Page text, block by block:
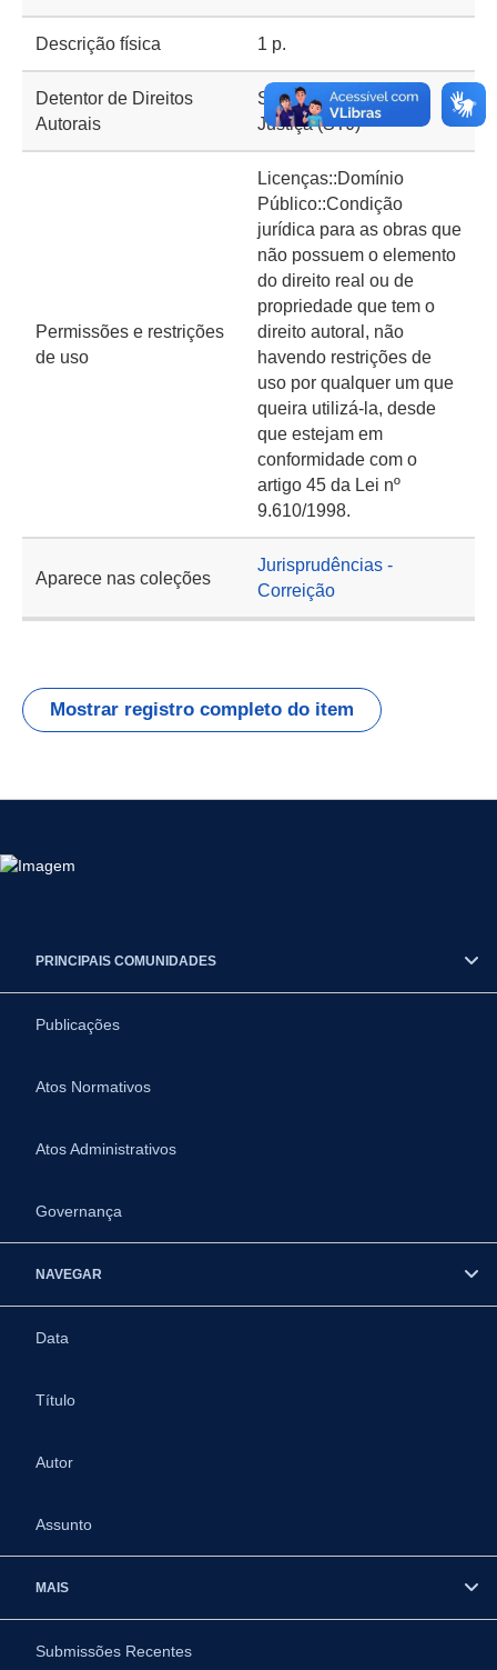
Descrição física 1 p.
Detentor de Direitos
Autorais
Superior Tribunal de
Justiça (STJ)
Permissões e restrições
de uso
Licenças::Domínio
Público::Condição
jurídica para as obras que
não possuem o elemento
do direito real ou de
propriedade que tem o
direito autoral, não
havendo restrições de
uso por qualquer um que
queira utilizá-la, desde
que estejam em
conformidade com o
artigo 45 da Lei nº
9.610/1998.
Aparece nas coleções
Jurisprudências -
Correição
Mostrar registro completo do item
PRINCIPAIS COMUNIDADES
Publicações
Atos Normativos
Atos Administrativos
Governança
NAVEGAR
Data
Título
Autor
Assunto
MAIS
Submissões Recentes